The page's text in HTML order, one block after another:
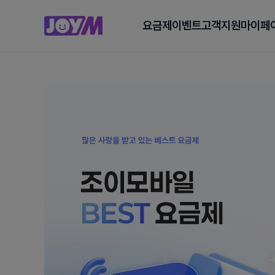
요금제 이벤트고객지원마이페